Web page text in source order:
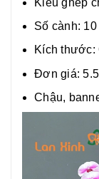
Số cành: 10
Kích thước:
Đơn giá:
Chậu,